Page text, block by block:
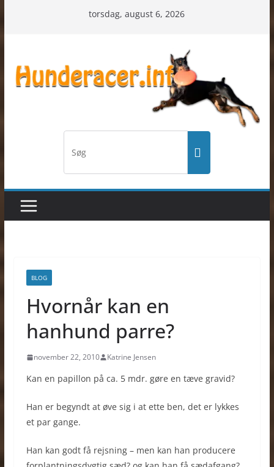
torsdag, august 6, 2026
BLOG
Hvornår kan en
hanhund parre?
november 22, 2010 Katrine Jensen
Kan en papillon på ca. 5 mdr. gøre en tæve gravid?
Han er begyndt at øve sig i at ette ben, det er lykkes
et par gange.
Han kan godt få rejsning – men kan han producere